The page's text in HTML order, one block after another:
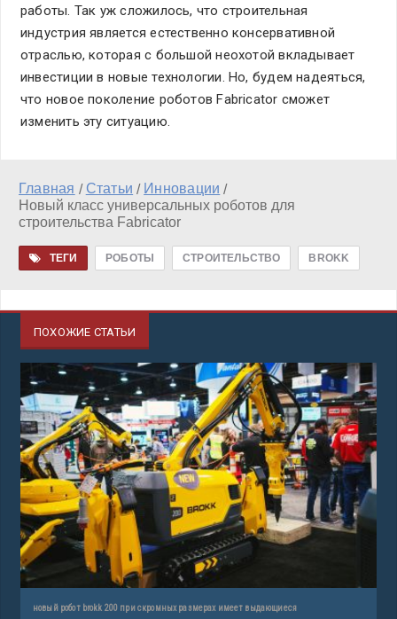
работы. Так уж сложилось, что строительная
индустрия является естественно консервативной
отраслью, которая с большой неохотой вкладывает
инвестиции в новые технологии. Но, будем надеяться,
что новое поколение роботов Fabricator сможет
изменить эту ситуацию.
Главная / Статьи / Инновации /
Новый класс универсальных роботов для
строительства Fabricator
ТЕГИ РОБОТЫ СТРОИТЕЛЬСТВО BROKK
ПОХОЖИЕ СТАТЬИ
новый робот brokk 200 при скромных размерах имеет выдающиеся